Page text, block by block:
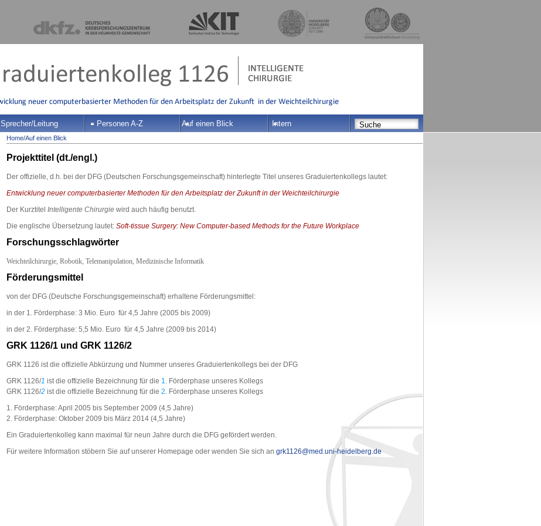
Sprecher/Leitung Personen A-Z Auf einen Blick Intern
Home/Auf einen Blick
Projekttitel (dt./engl.)
Der offizielle, d.h. bei der DFG (Deutschen Forschungsgemeinschaft) hinterlegte Titel unseres Graduiertenkollegs lautet:
Entwicklung neuer computerbasierter Methoden für den Arbeitsplatz der Zukunft in der Weichteilchirurgie
Der Kurztitel Intelligente Chirurgiewird auch häufig benutzt.
Die englische Übersetzung lautet: Soft-tissue Surgery: New Computer-based Methods for the Future Workplace
Forschungsschlagwörter
Weichteilchirurgie, Robotik, Telemanipulation, Medizinische Informatik
Förderungsmittel
von der DFG (Deutsche Forschungsgemeinschaft) erhaltene Förderungsmittel:
in der 1. Förderphase: 3 Mio. Euro für 4,5 Jahre (2005 bis 2009)
in der 2. Förderphase: 5,5 Mio. Euro für 4,5 Jahre (2009 bis 2014)
GRK 1126/1 und GRK 1126/2
GRK 1126 ist die offizielle Abkürzung und Nummer unseres Graduiertenkollegs bei der DFG
GRK 1126/1 ist die offizielle Bezeichnung für die 1.Förderphase unseres Kollegs
GRK 1126/2ist die offizielle Bezeichnung für die 2.Förderphase unseres Kollegs
1. Förderphase: April 2005 bis September 2009 (4,5 Jahre)
2. Förderphase: Oktober 2009 bis März 2014 (4,5 Jahre)
Ein Graduiertenkolleg kann maximal für neun Jahre durch die DFG gefördert werden.
Für weitere Information stöbern Sie auf unserer Homepage oder wenden Sie sich an grk1126@med.uni-heidelberg.de